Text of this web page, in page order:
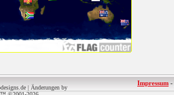
| Änderungen by
Impressum -